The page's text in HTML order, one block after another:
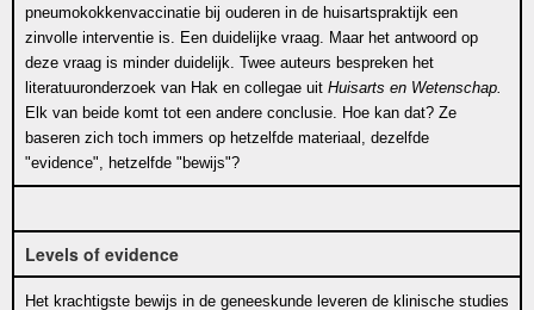
pneumokokkenvaccinatie bij ouderen in de huisartspraktijk een
zinvolle interventie is. Een duidelijke vraag. Maar het antwoord op
deze vraag is minder duidelijk. Twee auteurs bespreken het
literatuuronderzoek van Hak en collegae uit Huisarts en Wetenschap.
Elk van beide komt tot een andere conclusie. Hoe kan dat? Ze
baseren zich toch immers op hetzelfde materiaal, dezelfde
"evidence", hetzelfde "bewijs"?
Levels of evidence
Het krachtigste bewijs in de geneeskunde leveren de klinische studies